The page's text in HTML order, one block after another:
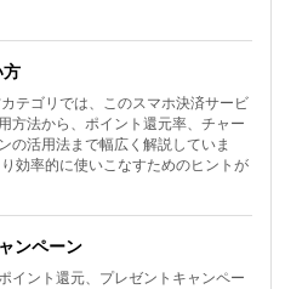
方
テゴリでは、このスマホ決済サービ
方法から、ポイント還元率、チャー
の活用法まで幅広く解説していま
効率的に使いこなすためのヒントが
ンペーン
イント還元、プレゼントキャンペー